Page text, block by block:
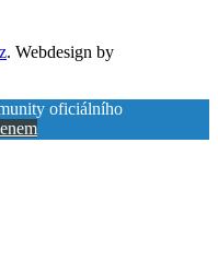
. Webdesign by
oficiálního